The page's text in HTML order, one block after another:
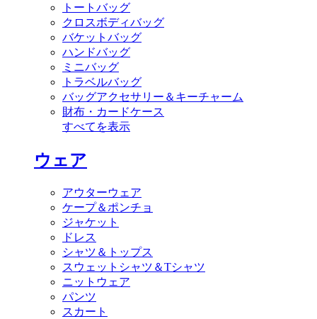
トートバッグ
クロスボディバッグ
バケットバッグ
ハンドバッグ
ミニバッグ
トラベルバッグ
バッグアクセサリー＆キーチャーム
財布・カードケース
すべてを表示
ウェア
アウターウェア
ケープ＆ポンチョ
ジャケット
ドレス
シャツ＆トップス
スウェットシャツ＆Tシャツ
ニットウェア
パンツ
スカート